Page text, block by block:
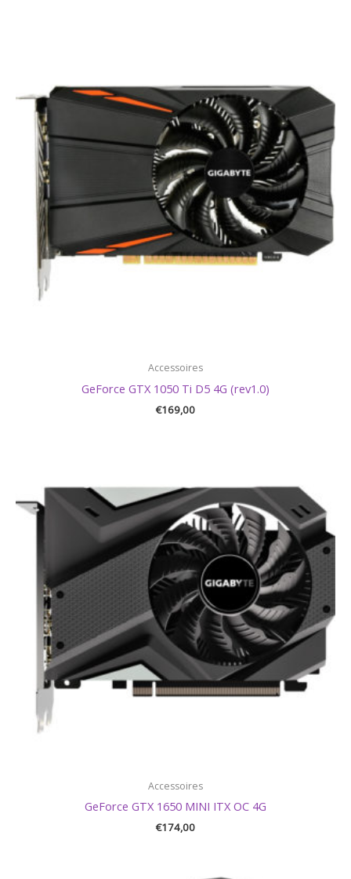
Accessoires
GeForce GTX 1050 Ti D5 4G (rev1.0)
€169,00
Accessoires
GeForce GTX 1650 MINI ITX OC 4G
€174,00